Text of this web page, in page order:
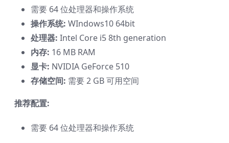
需要 64 位处理器和操作系统
操作系统: WIndows10 64bit
处理器: Intel Core i5 8th generation
内存: 16 MB RAM
显卡: NVIDIA GeForce 510
存储空间: 需要 2 GB 可用空间
推荐配置:
需要 64 位处理器和操作系统